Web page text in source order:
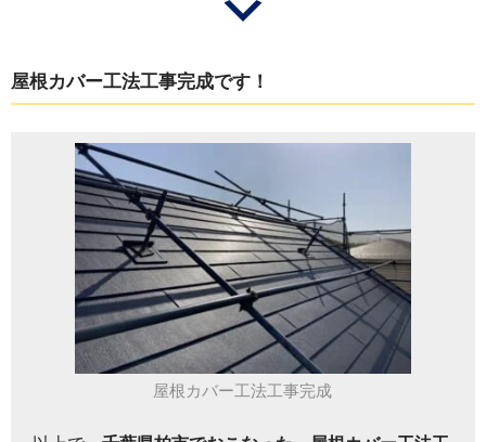
屋根カバー工法工事完成です！
屋根カバー工法工事完成